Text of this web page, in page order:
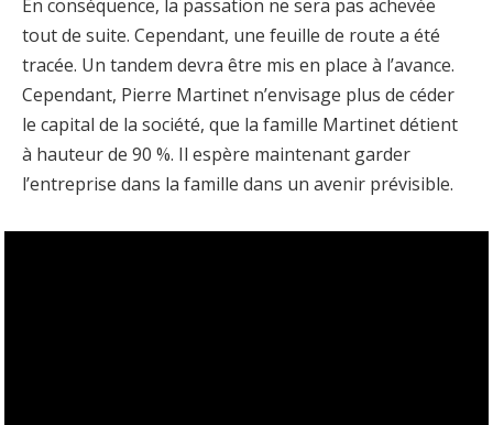
En conséquence, la passation ne sera pas achevée
tout de suite. Cependant, une feuille de route a été
tracée. Un tandem devra être mis en place à l’avance.
Cependant, Pierre Martinet n’envisage plus de céder
le capital de la société, que la famille Martinet détient
à hauteur de 90 %. Il espère maintenant garder
l’entreprise dans la famille dans un avenir prévisible.